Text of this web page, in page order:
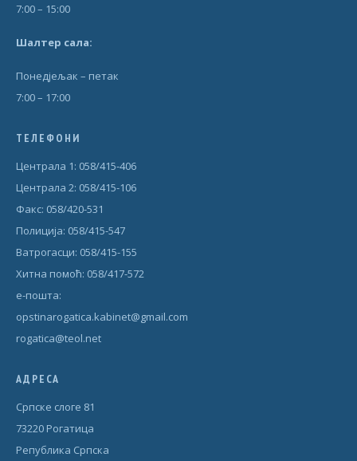
7:00 – 15:00
Шалтер сала:
Понедjељак – петак
7:00 – 17:00
ТЕЛЕФОНИ
Централа 1: 058/415-406
Централа 2: 058/415-106
Факс: 058/420-531
Полиција: 058/415-547
Ватрогасци: 058/415-155
Хитна помоћ: 058/417-572
е-пошта:
opstinarogatica.kabinet@gmail.com
rogatica@teol.net
АДРЕСА
Српске слоге 81
73220 Рогатица
Република Српска